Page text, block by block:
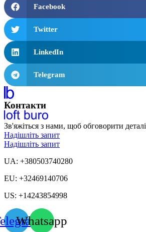
Facebook
Twitter
LinkedIn
Telegram
Контакти
Зв'яжіться з нами, щоб обговорити деталі
Надішліть запит
Надішліть запит
UA: +380503740280
EU: +32469140706
US: +14243854998
Whatsapp